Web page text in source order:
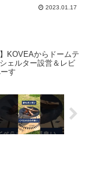
2023.01.17
KOVEAからドームテ
ェルター設営＆レビ
す